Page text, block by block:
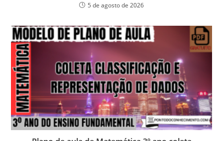
5 de agosto de 2026